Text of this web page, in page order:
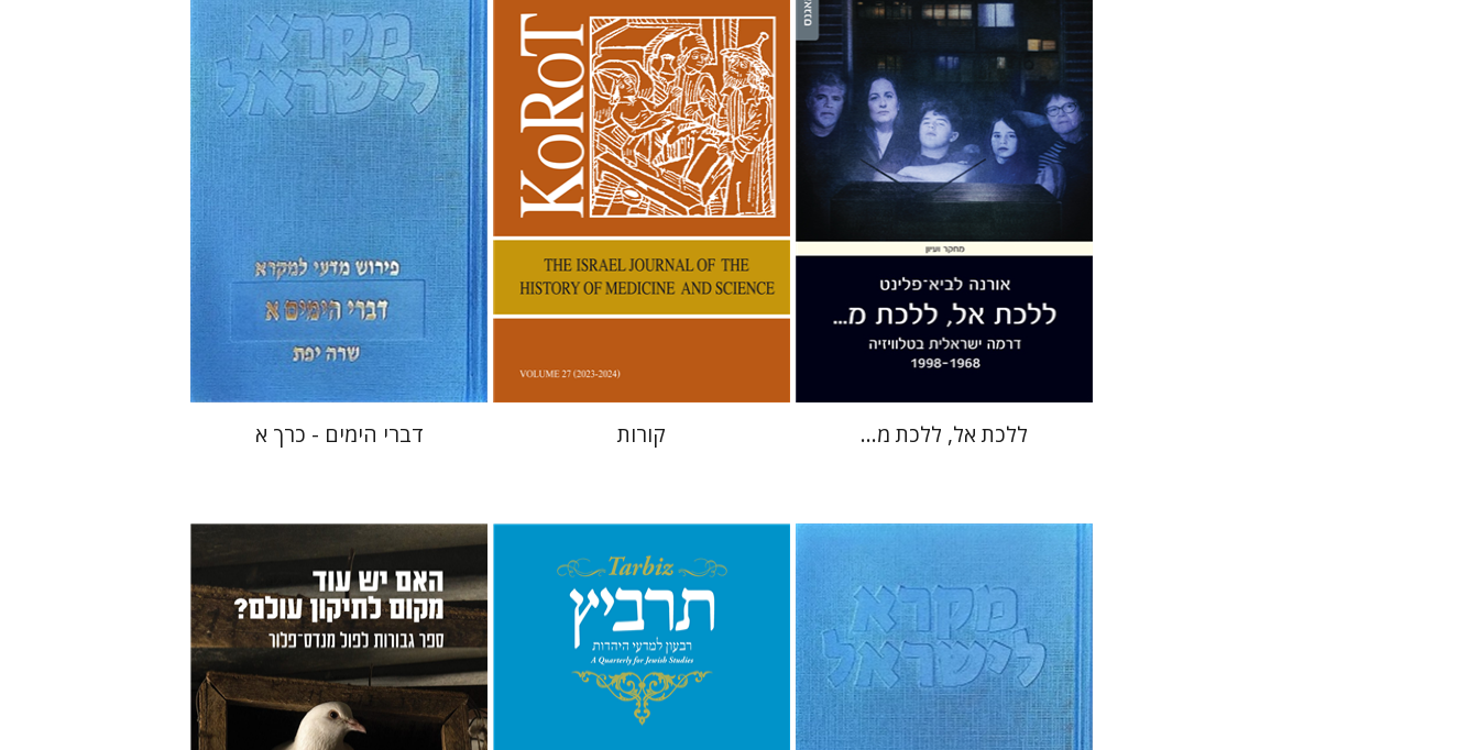
אורנה לביא-פלינט
הנחת אתר ספר מודפס
$42
$38
ללכת אל, ללכת מ...
קנת קולינס
הנחת אתר ספר מודפס
קורות
שרה יפת
הנחת אתר ספר מודפס
$53
$48
דברי הימים - כרך א
שרה יפת מיכאל סיגל יהונתן גארב שרון ליבנה בנימין פולק אור שרף